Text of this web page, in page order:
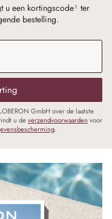
u een kortingscode¹ ter
bestelling.
GmbH over de laatste
u deverzendvoorwaarden voor
.